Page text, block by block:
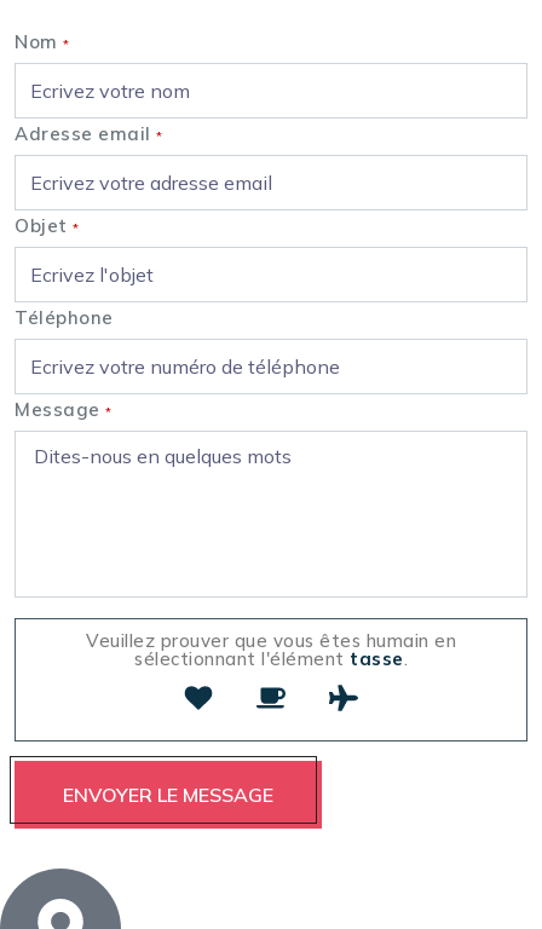
Nom *
Adresse email *
Objet *
Téléphone
Message *
Veuillez prouver que vous êtes humain en
sélectionnant l'élément tasse.